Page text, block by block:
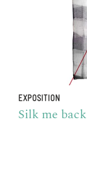
EXPOSITION
Silk me back